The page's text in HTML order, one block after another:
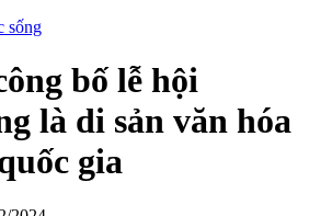
sống
bố lễ hội
là di sản văn hóa
gia